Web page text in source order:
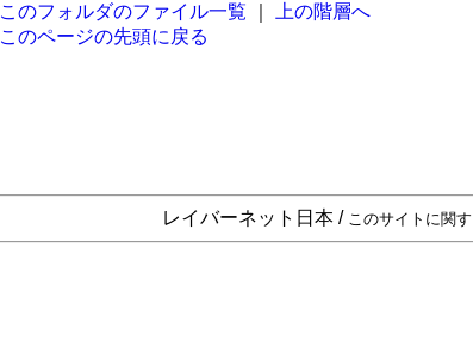
このフォルダのファイル一覧
上の階層へ
このページの先頭に戻る
レイバーネット日本 / このサイトに関